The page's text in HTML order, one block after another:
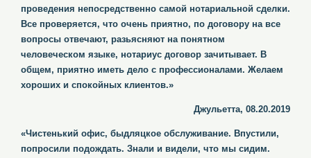
проведения непосредственно самой нотариальной сделки.
Все проверяется, что очень приятно, по договору на все
вопросы отвечают, разьясняют на понятном
человеческом языке, нотариус договор зачитывает. В
общем, приятно иметь дело с профессионалами. Желаем
хороших и спокойных клиентов.»
Джульетта, 08.20.2019
«Чистенький офис, быдляцкое обслуживание. Впустили,
попросили подождать. Знали и видели, что мы сидим.